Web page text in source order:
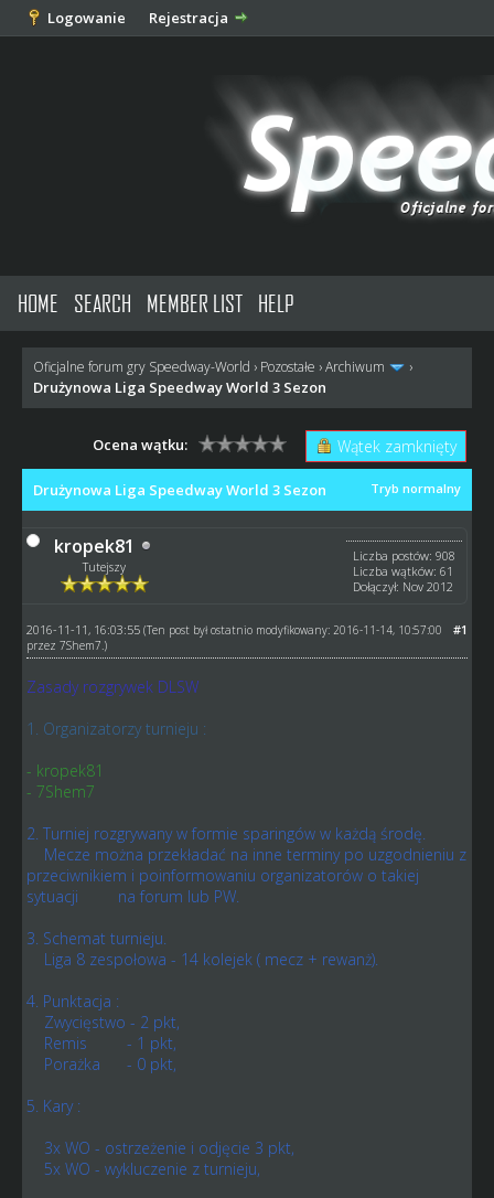
Logowanie Rejestracja
HOME SEARCH MEMBER LIST HELP
Oficjalne forum gry Speedway-World › Pozostałe ›Archiwum ›
Drużynowa Liga Speedway World 3 Sezon
Wątek zamknięty
Ocena wątku:
Tryb normalny
Drużynowa Liga Speedway World 3 Sezon
kropek81
Tutejszy
Liczba postów: 908
Liczba wątków: 61
Dołączył: Nov 2012
#1
2016-11-11, 16:03:55 (Ten post był ostatnio modyfikowany: 2016-11-14, 10:57:00
przez 7Shem7 .)
Zasady rozgrywek DLSW
1. Organizatorzy turnieju :
- kropek81
- 7Shem7
2. Turniej rozgrywany w formie sparingów w każdą środę.
Mecze można przekładać na inne terminy po uzgodnieniu z
przeciwnikiem i poinformowaniu organizatorów o takiej
sytuacji na forum lub PW.
3. Schemat turnieju.
Liga 8 zespołowa - 14 kolejek ( mecz + rewanż).
4. Punktacja :
Zwycięstwo - 2 pkt,
Remis - 1 pkt,
Porażka - 0 pkt,
5. Kary :
3x WO - ostrzeżenie i odjęcie 3 pkt,
5x WO - wykluczenie z turnieju,